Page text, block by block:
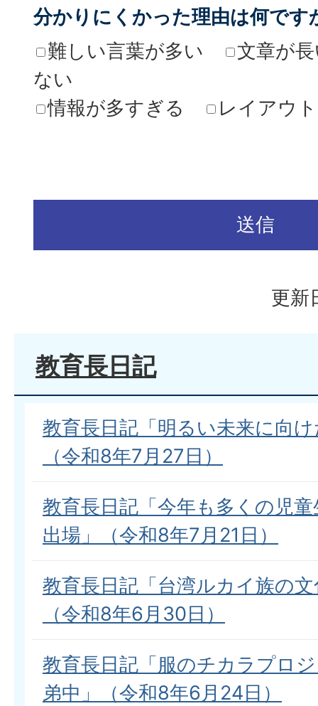
分かりにくかった理由は何です
難しい言葉が多い
文章が
ない
情報が多すぎる
レイアウ
更新
教育長日記
教育長日記「明るい未来に向
（令和8年7月27日）
教育長日記「今年も多くの児
出場」（令和8年7月21日）
教育長日記「台湾ルカイ族の
（令和8年6月30日）
教育長日記「服のチカラプロ
弟中」（令和8年6月24日）